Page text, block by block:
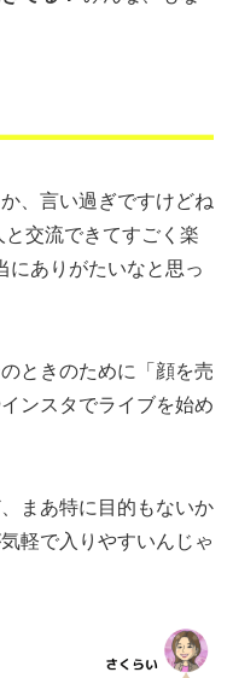
、言い過ぎですけどね
と交流できてすごく楽
にありがたいなと思っ
ときのために「顔を売
ンスタでライブを始め
まあ特に目的もないか
軽で入りやすいんじゃ